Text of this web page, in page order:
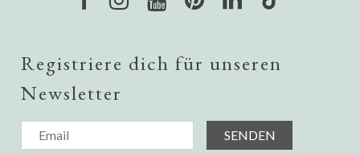
Registriere dich für unseren
Newsletter
SENDEN